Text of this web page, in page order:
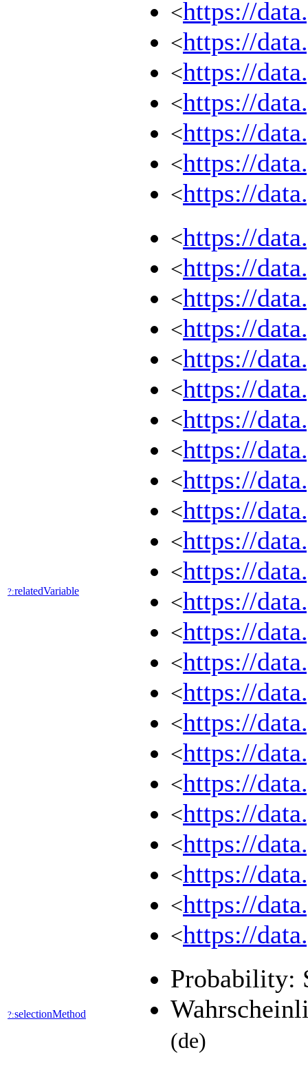
<https://
<https://
<https://
<https://
<https://
<https://
<https://
?:relatedVariable
<https://
<https://
<https://
<https://
<https://
<https://
<https://
<https://
<https://
<https://
<https://
<https://
<https://
<https://
<https://
<https://
<https://
<https://
<https://
<https://
<https://
<https://
<https://
<https://
?:selectionMethod
Probability:
(de)